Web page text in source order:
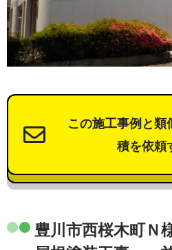
この施工事例と類
積を依頼
豊川市西桜木町Ｎ